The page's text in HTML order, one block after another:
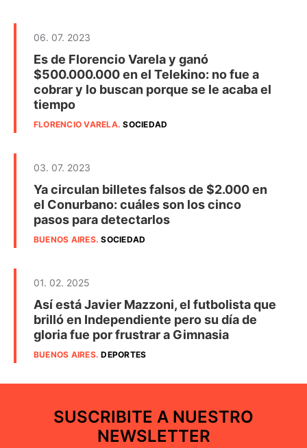
06. 07. 2023
Es de Florencio Varela y ganó
$500.000.000 en el Telekino: no fue a
cobrar y lo buscan porque se le acaba el
tiempo
FLORENCIO VARELA.SOCIEDAD
03. 07. 2023
Ya circulan billetes falsos de $2.000 en
el Conurbano: cuáles son los cinco
pasos para detectarlos
BUENOS AIRES.SOCIEDAD
01. 02. 2025
Así está Javier Mazzoni, el futbolista que
brilló en Independiente pero su día de
gloria fue por frustrar a Gimnasia
BUENOS AIRES.DEPORTES
SUSCRIBITE A NUESTRO
NEWSLETTER